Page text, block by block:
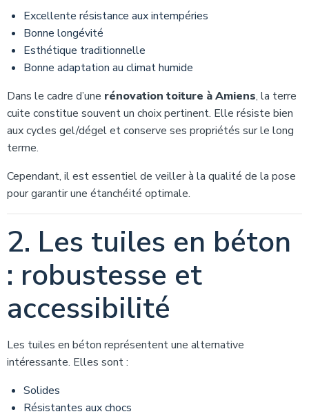
Excellente résistance aux intempéries
Bonne longévité
Esthétique traditionnelle
Bonne adaptation au climat humide
Dans le cadre d’une rénovation toiture à Amiens, la terre
cuite constitue souvent un choix pertinent. Elle résiste bien
aux cycles gel/dégel et conserve ses propriétés sur le long
terme.
Cependant, il est essentiel de veiller à la qualité de la pose
pour garantir une étanchéité optimale.
2. Les tuiles en béton
: robustesse et
accessibilité
Les tuiles en béton représentent une alternative
intéressante. Elles sont :
Solides
Résistantes aux chocs